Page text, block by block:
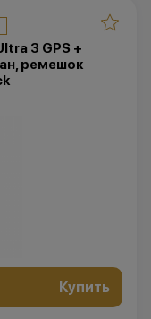
3 GPS +
ремешок
Купить